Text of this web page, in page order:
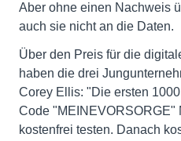
Aber ohne einen Nachweis
auch sie nicht an die Daten.
Über den Preis für die
haben die drei
Corey Ellis: "Die ersten
Code "MEINEVORSORGE"
kostenfrei testen. Danach